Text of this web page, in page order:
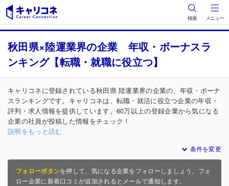
検索 メニュー
秋田県×陸運業界の企業 年収・ボーナスラ
ンキング【転職・就職に役立つ】
キャリコネに登録されている秋田県 陸運業界の企業の、年収・ボーナ
スランキングです。キャリコネは、転職・就活に役立つ企業の年収・
評判・求人情報を提供しています。60万以上の登録企業から気になる
企業の社員が投稿した情報をチェック！
説明をもっと読む
条件を変更
フォローボタンを押して、気になる企業をフォローしましょう。フォ
ロー企業に新着口コミが追加されるとメールで通知します。